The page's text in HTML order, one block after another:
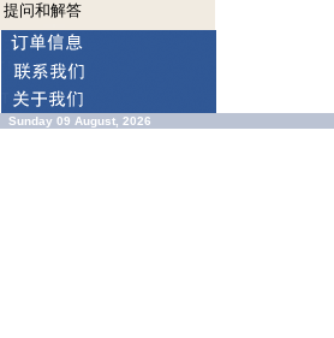
提问和解答
Sunday 09 August, 2026